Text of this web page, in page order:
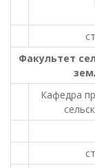
Факультет
Кафедра